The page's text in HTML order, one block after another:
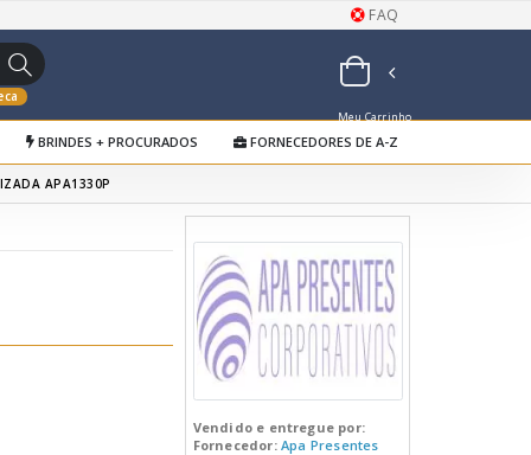
FAQ
Meu Carrinho
de Orçamentos
BRINDES + PROCURADOS FORNECEDORES DE A-Z
APA1330P
Vendido e entregue por:
Fornecedor: Apa Presentes